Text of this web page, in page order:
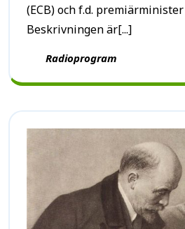
(ECB) och f.d.
Beskrivningen är[...]
Radioprogram